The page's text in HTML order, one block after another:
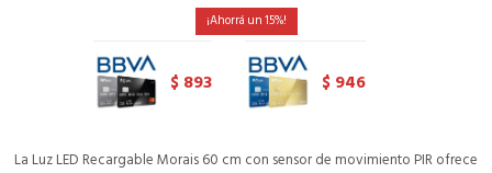
15
$ 893 $ 946
La Luz LED Recargable Morais 60 cm con sensor de movimiento PIR ofrece